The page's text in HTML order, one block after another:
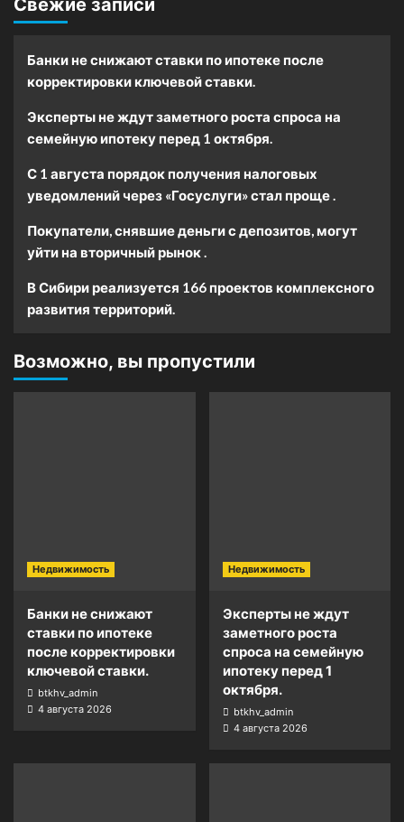
Свежие записи
Банки не снижают ставки по ипотеке после
корректировки ключевой ставки.
Эксперты не ждут заметного роста спроса на
семейную ипотеку перед 1 октября.
С 1 августа порядок получения налоговых
уведомлений через «Госуслуги» стал проще .
Покупатели, снявшие деньги с депозитов, могут
уйти на вторичный рынок .
В Сибири реализуется 166 проектов комплексного
развития территорий.
Возможно, вы пропустили
Недвижимость
Банки не снижают
ставки по ипотеке
после корректировки
ключевой ставки.
btkhv_admin
4 августа 2026
Недвижимость
Эксперты не ждут
заметного роста
спроса на семейную
ипотеку перед 1
октября.
btkhv_admin
4 августа 2026